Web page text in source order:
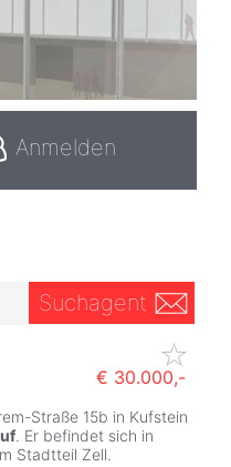
Anmelden
Suchagent
€ 30.000,-
Straße 15b in Kufstein
. Er befindet sich in
Stadtteil Zell.